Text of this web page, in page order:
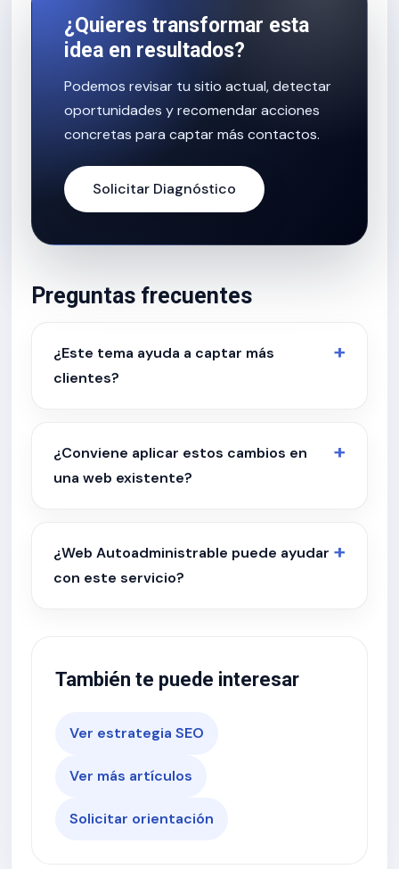
¿Quieres transformar esta
idea en resultados?
Podemos revisar tu sitio actual, detectar
oportunidades y recomendar acciones
concretas para captar más contactos.
Solicitar Diagnóstico
Preguntas frecuentes
¿Este tema ayuda a captar más
clientes?
¿Conviene aplicar estos cambios en
una web existente?
¿Web Autoadministrable puede ayudar
con este servicio?
También te puede interesar
Ver estrategia SEO
Ver más artículos
Solicitar orientación